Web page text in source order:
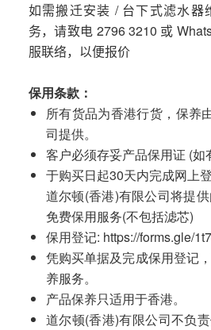
如需搬迁安装 / 台下式滤水器
务，请致电 2796 3210 或
服联络，以便报价
保用条款：
所有货品为香港行货，保养
司提供。
客户必须存妥产品保用证 (如
于购买日起30天内完成网上
道尔顿(香港)有限公司将提
免费保用服务(不包括滤芯)
保用登记: https://forms.gle/
凭购买单据及完成保用登记
养服务。
产品保养只适用于香港。
道尔顿(香港)有限公司不负